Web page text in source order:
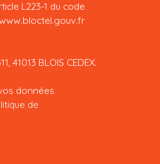
L223-1 du code
41013 BLOIS CEDEX.
données
de